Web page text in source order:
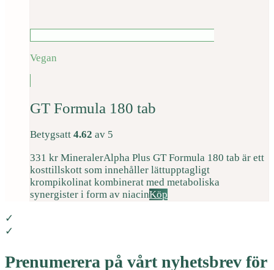
Vegan
GT Formula 180 tab
Betygsatt 4.62 av 5
331 kr MineralerAlpha Plus GT Formula 180 tab är ett
kosttillskott som innehåller lättupptagligt
krompikolinat kombinerat med metaboliska
synergister i form av niacinKöp
✓
✓
Prenumerera på vårt nyhetsbrev för